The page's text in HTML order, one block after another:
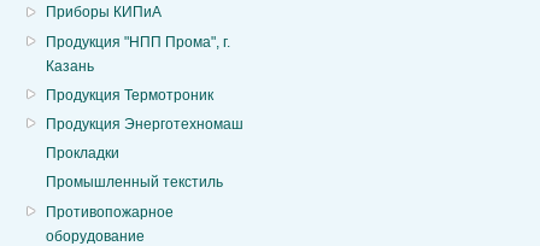
Приборы КИПиА
Продукция "НПП Прома", г.
Казань
Продукция Термотроник
Продукция Энерготехномаш
Прокладки
Промышленный текстиль
Противопожарное
оборудование